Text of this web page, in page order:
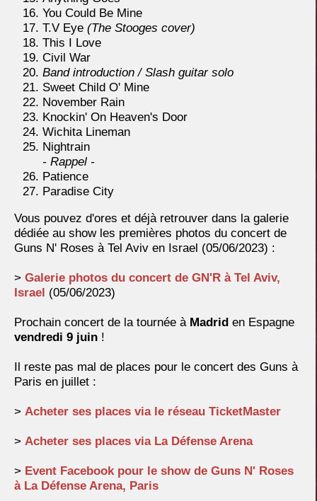
You Could Be Mine
T.V Eye (The Stooges cover)
This I Love
Civil War
Band introduction / Slash guitar solo
Sweet Child O' Mine
November Rain
Knockin' On Heaven's Door
Wichita Lineman
Nightrain
- Rappel -
Patience
Paradise City
Vous pouvez d'ores et déjà retrouver dans la galerie
dédiée au show les premières photos du concert de
Guns N' Roses à Tel Aviv en Israel (05/06/2023) :
> Galerie photos du concert de GN'R à Tel Aviv,
Israel (05/06/2023)
Prochain concert de la tournée à Madrid en Espagne
vendredi 9 juin !
Il reste pas mal de places pour le concert des Guns à
Paris en juillet :
> Acheter ses places via le réseau TicketMaster
> Acheter ses places via La Défense Arena
> Event Facebook pour le show de Guns N' Roses
à La Défense Arena, Paris